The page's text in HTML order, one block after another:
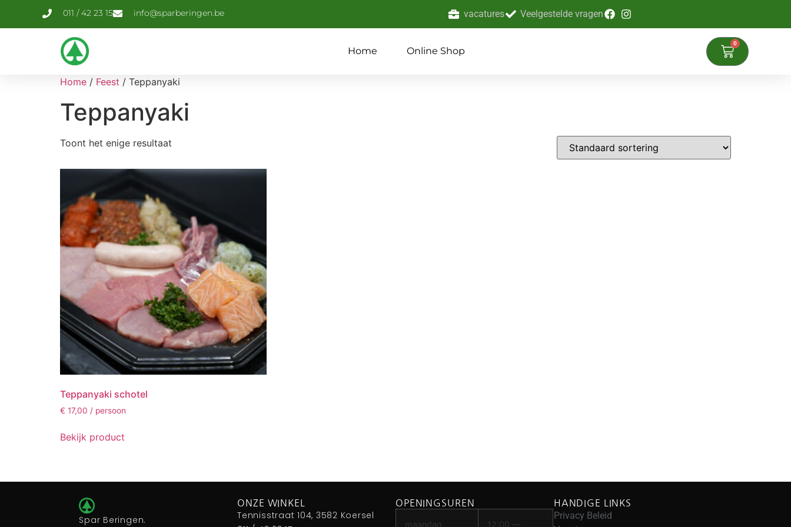
011 / 42 23 15 info@sparberingen.be vacatures Veelgestelde vragen
Home Online Shop
0
Home / Feest / Teppanyaki
Teppanyaki
Toont het enige resultaat
Teppanyaki schotel
€ 17,00 / persoon
Bekijk product
Spar Beringen.
ONZE WINKEL
Tennisstraat 104, 3582 Koersel
OPENINGSUREN
maandag 12:00 —
HANDIGE LINKS
Privacy Beleid